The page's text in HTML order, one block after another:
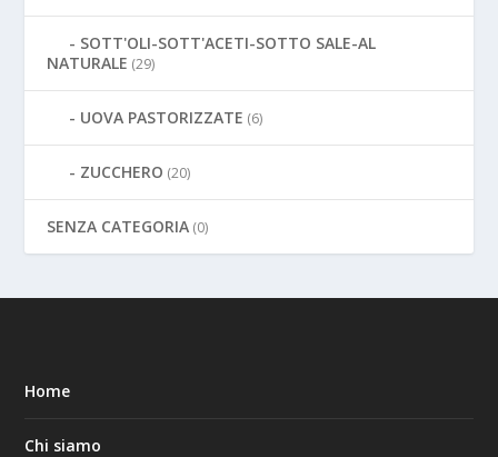
SOTT'OLI-SOTT'ACETI-SOTTO SALE-AL
NATURALE (29)
UOVA PASTORIZZATE (6)
ZUCCHERO (20)
SENZA CATEGORIA (0)
Home
Chi siamo